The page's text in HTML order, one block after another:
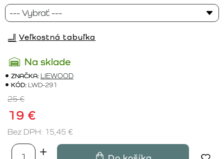
Na sklade
ZNAČKA: LIEWOOD
KÓD: LWD-291
19 €
25 €
Bez DPH: 15,45 €
Veľkostná tabuľka